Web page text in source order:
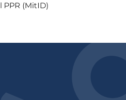
PPR (MitID)